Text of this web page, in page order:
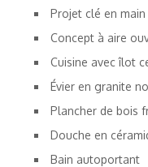
Projet clé en main
Concept à aire
Cuisine avec îlot
Évier en granite
Plancher de bois
Douche en
Bain autoportant